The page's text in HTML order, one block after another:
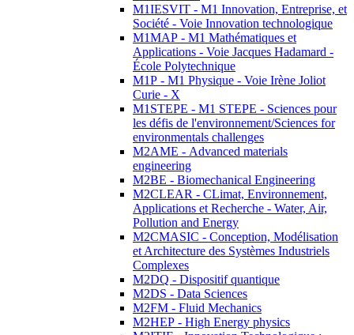
M1IESVIT - M1 Innovation, Entreprise, et
Société - Voie Innovation technologique
M1MAP - M1 Mathématiques et
Applications - Voie Jacques Hadamard -
École Polytechnique
M1P - M1 Physique - Voie Irène Joliot
Curie - X
M1STEPE - M1 STEPE - Sciences pour
les défis de l'environnement/Sciences for
environmentals challenges
M2AME - Advanced materials
engineering
M2BE - Biomechanical Engineering
M2CLEAR - CLimat, Environnement,
Applications et Recherche - Water, Air,
Pollution and Energy
M2CMASIC - Conception, Modélisation
et Architecture des Systèmes Industriels
Complexes
M2DQ - Dispositif quantique
M2DS - Data Sciences
M2FM - Fluid Mechanics
M2HEP - High Energy physics